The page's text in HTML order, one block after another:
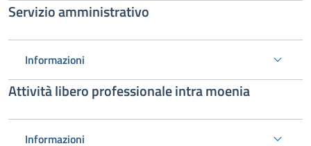
Servizio amministrativo
Informazioni
Attività libero professionale intra moenia
Informazioni